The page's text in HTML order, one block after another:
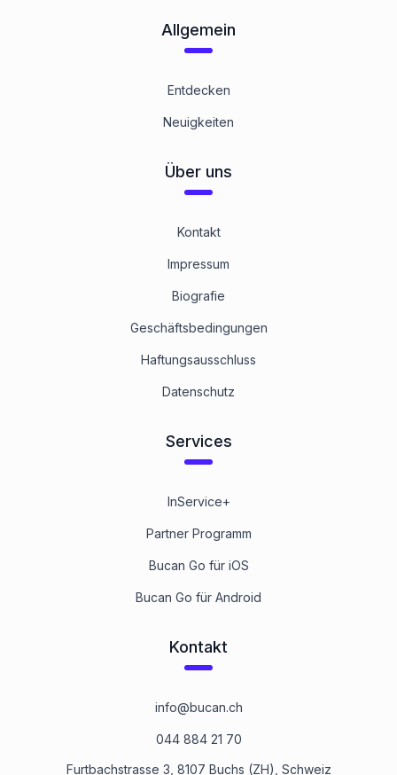
Allgemein
Entdecken
Neuigkeiten
Über uns
Kontakt
Impressum
Biografie
Geschäftsbedingungen
Haftungsausschluss
Datenschutz
Services
InService+
Partner Programm
Bucan Go für iOS
Bucan Go für Android
Kontakt
info@bucan.ch
044 884 21 70
Furtbachstrasse 3, 8107 Buchs (ZH), Schweiz